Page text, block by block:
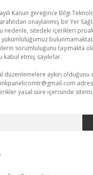
Kanun gereğince Bilgi
onaylanmış bir Yer
nedenle, sitedeki içerikleri
yükümlülüğümüz
sorumluluğunu taşımakta
etmiş sayılırlar.
düzenlemelere aykırı
yasal süre içerisinde